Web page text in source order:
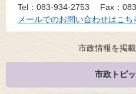
Tel：083-934-2753
Fax：
メールでのお問い合わせはこち
市政情報を掲載
市政トピ